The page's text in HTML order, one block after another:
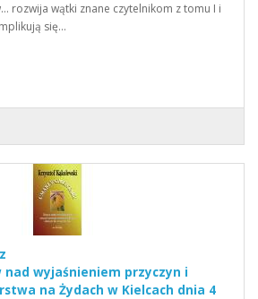
rozwija wątki znane czytelnikom z tomu I i
się…
wyjaśnieniem przyczyn i
na Żydach w Kielcach dnia 4